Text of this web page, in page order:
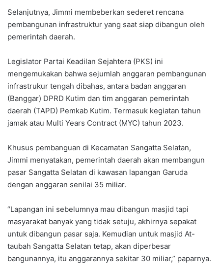
Selanjutnya, Jimmi membeberkan sederet rencana
pembangunan infrastruktur yang saat siap dibangun oleh
pemerintah daerah.
Legislator Partai Keadilan Sejahtera (PKS) ini
mengemukakan bahwa sejumlah anggaran pembangunan
infrastrukur tengah dibahas, antara badan anggaran
(Banggar) DPRD Kutim dan tim anggaran pemerintah
daerah (TAPD) Pemkab Kutim. Termasuk kegiatan tahun
jamak atau Multi Years Contract (MYC) tahun 2023.
Khusus pembanguan di Kecamatan Sangatta Selatan,
Jimmi menyatakan, pemerintah daerah akan membangun
pasar Sangatta Selatan di kawasan lapangan Garuda
dengan anggaran senilai 35 miliar.
“Lapangan ini sebelumnya mau dibangun masjid tapi
masyarakat banyak yang tidak setuju, akhirnya sepakat
untuk dibangun pasar saja. Kemudian untuk masjid At-
taubah Sangatta Selatan tetap, akan diperbesar
bangunannya, itu anggarannya sekitar 30 miliar,” paparnya.